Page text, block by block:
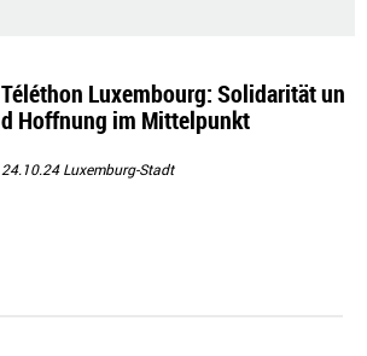
Téléthon Luxembourg: Solidarität un
d Hoffnung im Mittelpunkt
24.10.24Luxemburg-Stadt